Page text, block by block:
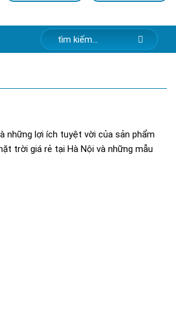
những lợi ích tuyệt vời của sản phẩm
trời giá rẻ tại Hà Nội và những mẫu